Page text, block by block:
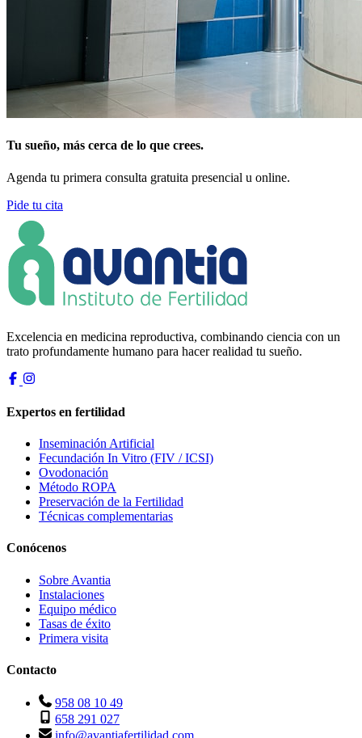
Tu sueño, más cerca de lo que crees.
Agenda tu primera consulta gratuita presencial u online.
Pide tu cita
Excelencia en medicina reproductiva, combinando ciencia con un
trato profundamente humano para hacer realidad tu sueño.
Expertos en fertilidad
Inseminación Artificial
Fecundación In Vitro (FIV / ICSI)
Ovodonación
Método ROPA
Preservación de la Fertilidad
Técnicas complementarias
Conócenos
Sobre Avantia
Instalaciones
Equipo médico
Tasas de éxito
Primera visita
Contacto
958 08 10 49
658 291 027